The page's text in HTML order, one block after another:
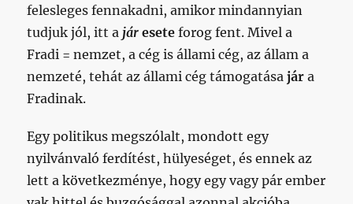
felesleges fennakadni, amikor mindannyian
tudjuk jól, itt ajár esete forog fent. Mivel a
Fradi = nemzet, a cég is állami cég, az állam a
nemzeté, tehát az állami cég támogatásajár a
Fradinak.
Egy politikus megszólalt, mondott egy
nyilvánvaló ferdítést, hülyeséget, és ennek az
lett a következménye, hogy egy vagy pár ember